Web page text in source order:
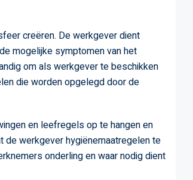
creëren. De werkgever dient
mogelijke symptomen van het
om als werkgever te beschikken
die worden opgelegd door de
en leefregels op te hangen en
de werkgever hygiënemaatregelen te
onderling en waar nodig dient